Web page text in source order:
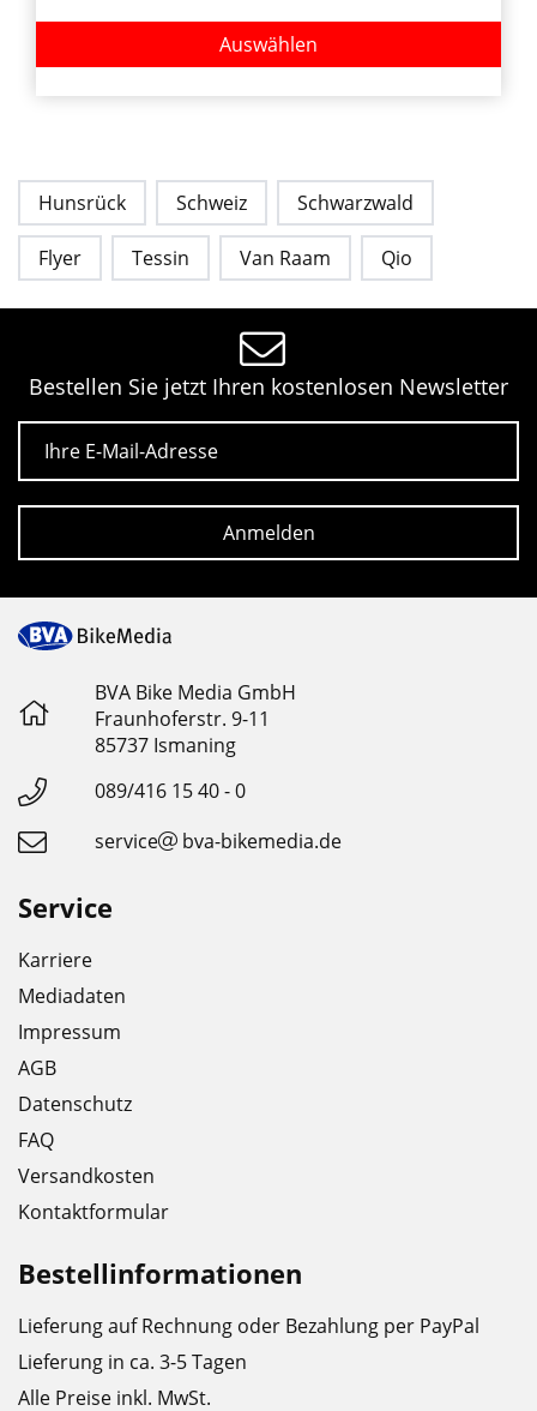
Auswählen
Hunsrück Schweiz Schwarzwald
Flyer Tessin Van Raam Qio
Bestellen Sie jetzt Ihren kostenlosen Newsletter
E-Mail
Anmelden
BVA Bike Media GmbH
Fraunhoferstr. 9-11
85737 Ismaning
089/416 15 40 - 0
service
bva-bikemedia.de
Service
Karriere
Mediadaten
Impressum
AGB
Datenschutz
FAQ
Versandkosten
Kontaktformular
Bestellinformationen
Lieferung auf Rechnung oder Bezahlung per PayPal
Lieferung in ca. 3-5 Tagen
Alle Preise inkl. MwSt.